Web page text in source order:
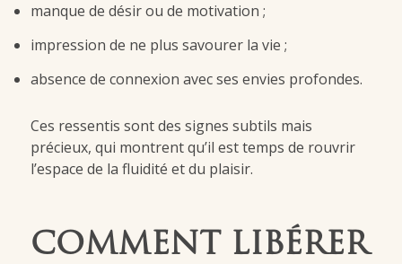
manque de désir ou de motivation ;
impression de ne plus savourer la vie ;
absence de connexion avec ses envies profondes.
Ces ressentis sont des signes subtils mais
précieux, qui montrent qu’il est temps de rouvrir
l’espace de la fluidité et du plaisir.
COMMENT LIBÉRER